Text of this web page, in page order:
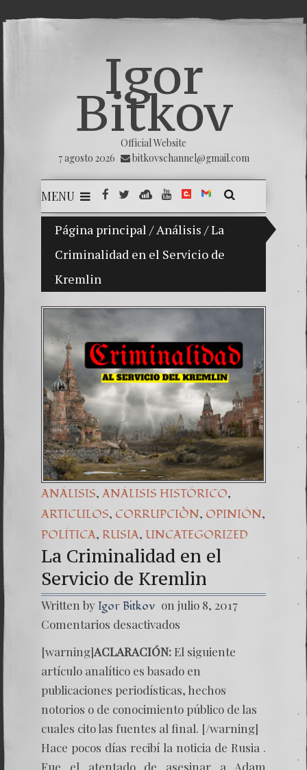
Igor
Bitkov
Official Website
7 agosto 2026
bitkovschannel@gmail.com
MENU
Página principal /Análisis /La
Criminalidad en el Servicio de
Kremlin
Vladimir Bitkov, una promesa del tenis
Una
7.
ANÁLISIS, ANÁLISIS HISTÓRICO,
ARTICULOS, CORRUPCIÒN, OPINIÓN,
POLÍTICA, RUSIA, UNCATEGORIZED
La Criminalidad en el
Servicio de Kremlin
Written by Igor Bitkov on julio 8, 2017
Comentarios desactivados
[warning]ACLARACIÓN: El siguiente
artículo analítico es basado en
publicaciones periodísticas, hechos
notorios o de conocimiento público de las
cuales cito las fuentes al final. [/warning]
Hace pocos días recibí la noticia de Rusia .
Fue el atentado de asesinar a Adam